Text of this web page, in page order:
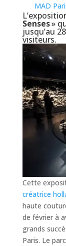
MAD
Senses»
jusqu’au
visiteurs.
Cette
créatrice
haute
de février à
grands
Paris. Le